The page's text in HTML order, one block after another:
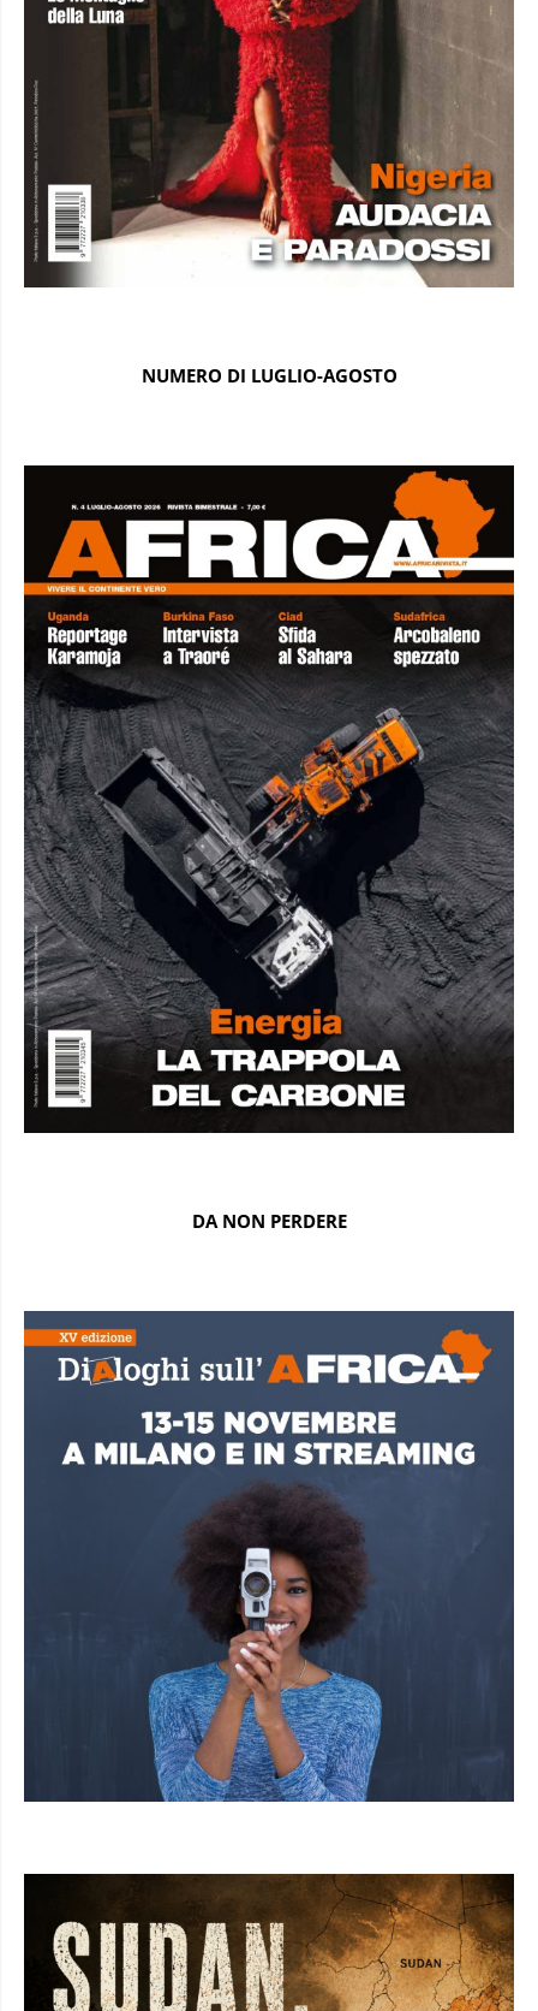
NUMERO DI LUGLIO-AGOSTO
DA NON PERDERE